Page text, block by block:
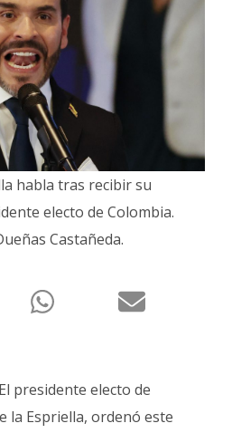
habla tras recibir su
electo de Colombia.
Castañeda.
presidente electo de
la Espriella, ordenó este